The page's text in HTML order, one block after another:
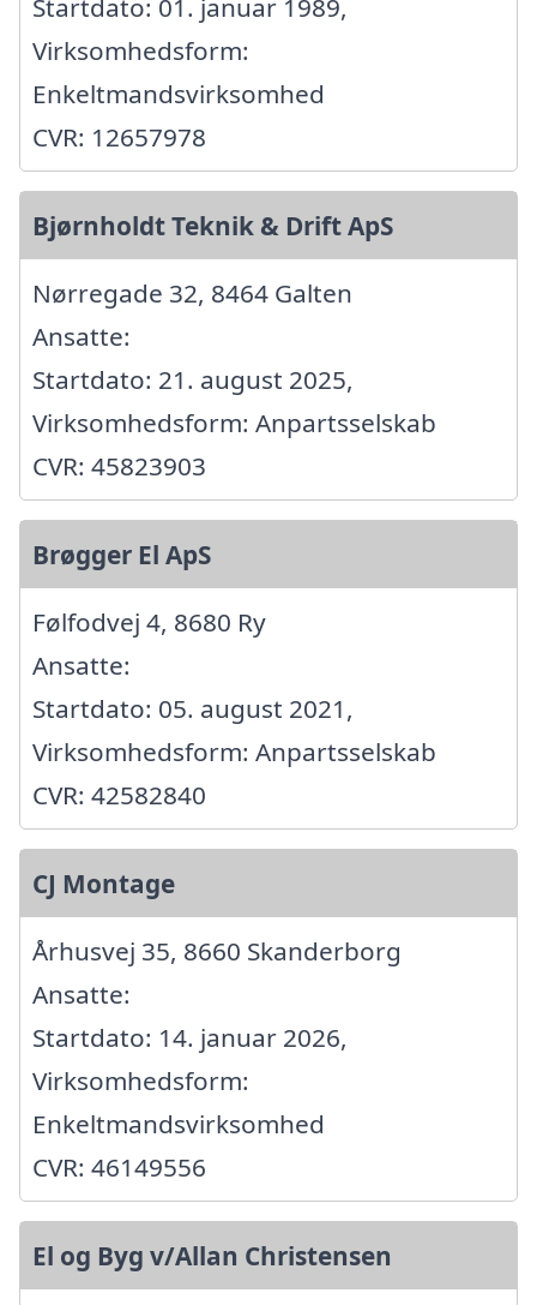
Startdato: 01. januar 1989,
Virksomhedsform:
Enkeltmandsvirksomhed
CVR: 12657978
Bjørnholdt Teknik & Drift ApS
Nørregade 32, 8464 Galten
Ansatte:
Startdato: 21. august 2025,
Virksomhedsform: Anpartsselskab
CVR: 45823903
Brøgger El ApS
Følfodvej 4, 8680 Ry
Ansatte:
Startdato: 05. august 2021,
Virksomhedsform: Anpartsselskab
CVR: 42582840
CJ Montage
Århusvej 35, 8660 Skanderborg
Ansatte:
Startdato: 14. januar 2026,
Virksomhedsform:
Enkeltmandsvirksomhed
CVR: 46149556
El og Byg v/Allan Christensen